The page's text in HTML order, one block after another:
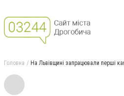
Головна На Львівщині запрацювали перші